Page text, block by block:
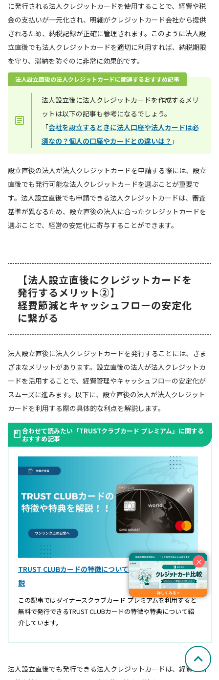
に発行される法人クレジットカードを使用することで、経費や税
金の支払いが一元化され、明細がクレジットカード会社から提供
されるため、納税記録が正確に管理されます。このように法人設
立直後でも法人クレジットカードを適切に利用すれば、納税期限
を守り、滞納を防ぐのに非常に効果的です。
法人設立直後の法人クレジットカードに関連するおすすめ記事
法人設立後に法人クレジットカードを作成するメリ
ットは以下の記事も参考になるでしょう。
「会社を設立するときに法人口座や法人カードは必
須なの？個人の口座やカードとの違いは？ 」
設立直後の法人が法人クレジットカードを申請する際には、設立
直後でも発行可能な法人クレジットカードを選ぶことが重要で
す。法人設立直後でも申請できる法人クレジットカードは、審査
基準が異なるため、設立直後の法人に合ったクレジットカードを
選ぶことで、経営の安定化に寄与することができます。
【法人設立直後にクレジットカードを
発行するメリット②】
経費節減とキャッシュフローの安定化
に繋がる
法人設立直後に法人クレジットカードを発行することには、さま
ざまなメリットがあります。設立直後の法人が法人クレジットカ
ードを活用することで、経費管理やキャッシュフローの安定化が
スムーズに進みます。以下に、設立直後の法人が法人クレジット
カードを利用する際の具体的な利点を解説します。
合わせて読みたい「TRUSTクラブカード プレミアム」に関する
おすすめ記事
TRUST CLUBカードの特徴について紹介！様々な特典も解
説
この記事ではダイナースクラブカード プレミアムを利用すると
無料で発行できるTRUST CLUBカードの特徴や特典について紹
介しています。
法人設立直後でも発行できる法人クレジットカードは、経費の効
×